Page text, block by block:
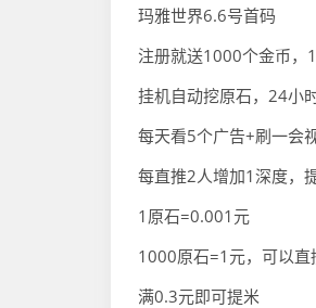
玛雅世界6.6号首码
注册就送1000个金币，
挂机自动挖原石，24小
每天看5个广告+刷一会
每直推2人增加1深度，
1原石=0.001元
1000原石=1元，可以直
满0.3元即可提米